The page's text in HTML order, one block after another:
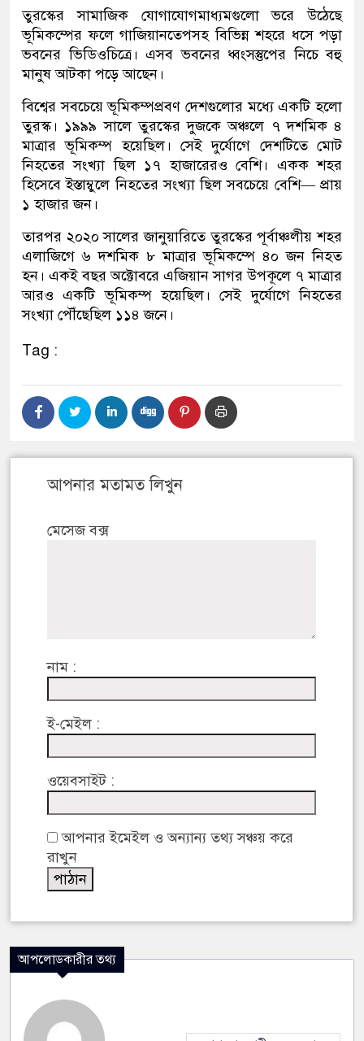
তুরস্কের সামাজিক যোগাযোগমাধ্যমগুলো ভরে উঠেছে
ভূমিকম্পের ফলে গাজিয়ানতেপসহ বিভিন্ন শহরে ধসে পড়া
ভবনের ভিডিওচিত্রে। এসব ভবনের ধ্বংসস্তুপের নিচে বহু
মানুষ আটকা পড়ে আছেন।
বিশ্বের সবচেয়ে ভূমিকম্পপ্রবণ দেশগুলোর মধ্যে একটি হলো
তুরস্ক। ১৯৯৯ সালে তুরস্কের দুজকে অঞ্চলে ৭ দশমিক ৪
মাত্রার ভূমিকম্প হয়েছিল। সেই দুর্যোগে দেশটিতে মোট
নিহতের সংখ্যা ছিল ১৭ হাজারেরও বেশি। একক শহর
হিসেবে ইস্তাম্বুলে নিহতের সংখ্যা ছিল সবচেয়ে বেশি— প্রায়
১ হাজার জন।
তারপর ২০২০ সালের জানুয়ারিতে তুরস্কের পূর্বাঞ্চলীয় শহর
এলাজিগে ৬ দশমিক ৮ মাত্রার ভূমিকম্পে ৪০ জন নিহত
হন। একই বছর অক্টোবরে এজিয়ান সাগর উপকূলে ৭ মাত্রার
আরও একটি ভূমিকম্প হয়েছিল। সেই দুর্যোগে নিহতের
সংখ্যা পৌঁছেছিল ১১৪ জনে।
Tag :
আপনার মতামত লিখুন
মেসেজ বক্স
নাম :
ই-মেইল :
ওয়েবসাইট :
আপনার ইমেইল ও অন্যান্য তথ্য সঞ্চয় করে
রাখুন
আপলোডকারীর তথ্য